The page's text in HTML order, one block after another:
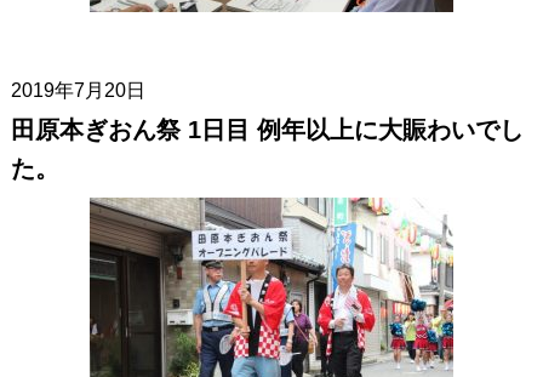
2019年7月20日
田原本ぎおん祭 1日目 例年以上に大賑わいでし
た。